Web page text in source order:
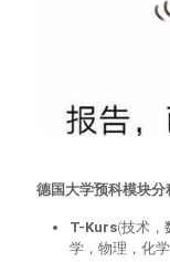
德国大学预科模块
T-Kurs(技术，
学，物理，化学